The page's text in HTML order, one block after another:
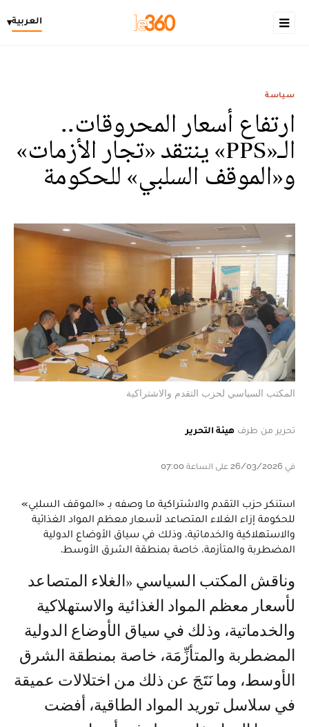
العربية▾
سياسة
ارتفاع أسعار المحروقات..
الـ«PPS» ينتقد «تجار الأزمات»
و«الموقف السلبي» للحكومة
المكتب السياسي لحزب التقدم والاشتراكية
تحرير من طرف هيئة التحرير
في 26/03/2026 على الساعة 07:00
استنكر حزب التقدم والاشتراكية ما وصفه بـ «الموقف السلبي»
للحكومة إزاء الغلاء المتصاعد لأسعار معظم المواد الغذائية
والاستهلاكية والخدماتية، وذلك في سياق الأوضاع الدولية
المضطربة والمتأزمة، خاصة بمنطقة الشرق الأوسط.
وناقش المكتب السياسي «الغلاء المتصاعد
لأسعار معظم المواد الغذائية والاستهلاكية
والخدماتية، وذلك في سياق الأوضاع الدولية
المضطربة والمتأزِّمَة، خاصة بمنطقة الشرق
الأوسط، وما نَتَجَ عن ذلك من اختلالات عميقة
في سلاسل توريد المواد الطاقية، أفضت